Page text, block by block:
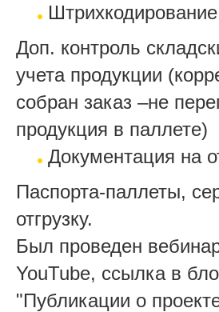
Доп. контроль
учета продукции
собран заказ –не
продукция в паллете)
Документация на
Паспорта-паллеты,
отгрузку.
Был проведен
YouTube, ссылка в
"Публикации о